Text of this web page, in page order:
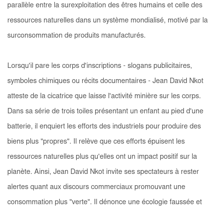
parallèle entre la surexploitation des êtres humains et celle des
ressources naturelles dans un système mondialisé, motivé par la
surconsommation de produits manufacturés.
Lorsqu'il pare les corps d'inscriptions - slogans publicitaires,
symboles chimiques ou récits documentaires - Jean David Nkot
atteste de la cicatrice que laisse l'activité minière sur les corps.
Dans sa série de trois toiles présentant un enfant au pied d'une
batterie, il enquiert les efforts des industriels pour produire des
biens plus "propres". Il relève que ces efforts épuisent les
ressources naturelles plus qu'elles ont un impact positif sur la
planète. Ainsi, Jean David Nkot invite ses spectateurs à rester
alertes quant aux discours commerciaux promouvant une
consommation plus "verte". Il dénonce une écologie faussée et